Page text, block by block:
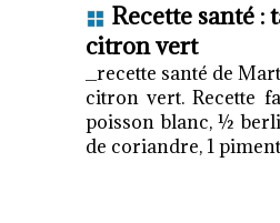
Recette santé :
citron vert
_recette santé de
citron vert. Recette
poisson blanc, ½
de coriandre, 1